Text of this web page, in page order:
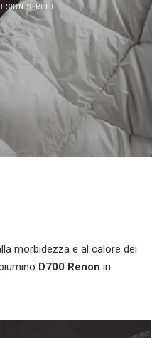
STREET
morbidezza e al calore dei
D700 Renon in